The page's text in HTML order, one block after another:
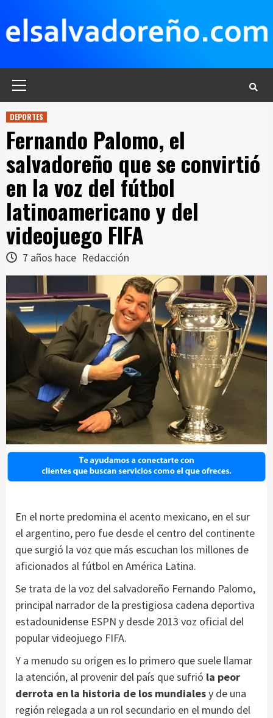
contenido
DEPORTES
Fernando Palomo, el
salvadoreño que se convirtió
en la voz del fútbol
latinoamericano y del
videojuego FIFA
7 años hace Redacción
En el norte predomina el acento mexicano, en el sur
el argentino, pero fue desde el centro del continente
que surgió la voz que más escuchan los millones de
aficionados al fútbol en América Latina.
Se trata de la voz del salvadoreño Fernando Palomo,
principal narrador de la prestigiosa cadena deportiva
estadounidense ESPN y desde 2013 voz oficial del
popular videojuego FIFA.
Y a menudo su origen es lo primero que suele llamar
la atención, al provenir del país que sufrió la peor
derrota en la historia de los mundialesy de una
región relegada a un rol secundario en el mundo del